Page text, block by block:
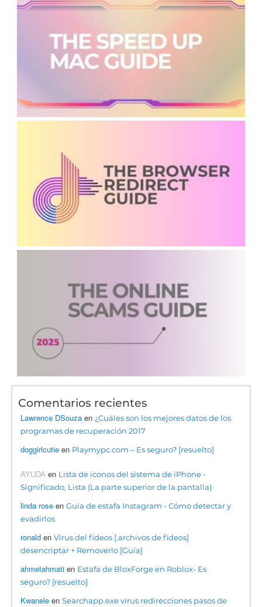
Comentarios recientes
Lawrence DSouza en ¿Cuáles son los mejores datos de los
programas de recuperación 2017
doggirlcutie en Playmypc.com – Es seguro? [resuelto]
AYUDA en Lista de iconos del sistema de iPhone -
Significado, Lista (La parte superior de la pantalla)
linda rose enGuía de estafa Instagram - Cómo detectar y
evadirlos
ronald enVirus del fideos [.archivos de fideos]
desencriptar + Removerlo [Guía]
ahmetahmati en Estafa de BloxForge en Roblox- Es
seguro? [resuelto]
Kwanele enSearchapp.exe virus redirecciones pasos de